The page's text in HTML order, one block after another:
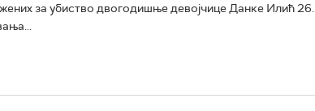
за убиство двогодишње девојчице Данке Илић 26.